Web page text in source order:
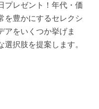
プレゼント！年代・価
を豊かにするセレクシ
アをいくつか挙げま
択肢を提案します。